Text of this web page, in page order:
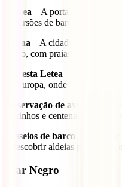
Tulcea – A porta de entrada
excursões de barco.
Sulina – A cidade mais
barco, com praias selvagens
Floresta Letea – Uma
da Europa, onde vivem
Observação de aves
– O
marinhos e centenas de outras
Passeios de barco – A
e descobrir aldeias piscatórias
Mar Negro